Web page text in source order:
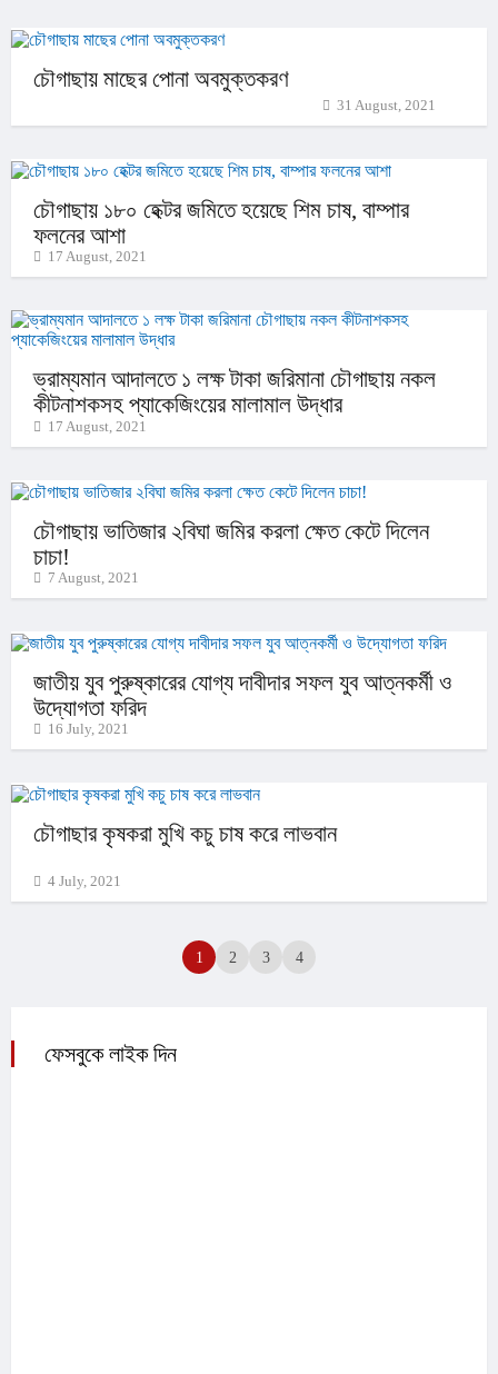
চৌগাছায় মাছের পোনা অবমুক্তকরণ
31 August, 2021
চৌগাছায় ১৮০ হেক্টর জমিতে হয়েছে শিম চাষ, বাম্পার
ফলনের আশা
17 August, 2021
ভ্রাম্যমান আদালতে ১ লক্ষ টাকা জরিমানা চৌগাছায় নকল
কীটনাশকসহ প্যাকেজিংয়ের মালামাল উদ্ধার
17 August, 2021
চৌগাছায় ভাতিজার ২বিঘা জমির করলা ক্ষেত কেটে দিলেন
চাচা!
7 August, 2021
জাতীয় যুব পুরুষ্কারের যোগ্য দাবীদার সফল যুব আত্নকর্মী ও
উদ্যোগতা ফরিদ
16 July, 2021
চৌগাছার কৃষকরা মুখি কচু চাষ করে লাভবান
4 July, 2021
1 2 3 4
ফেসবুকে লাইক দিন